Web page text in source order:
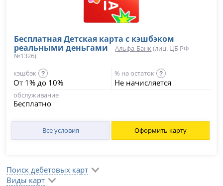
Бесплатная Детская карта с кэшбэком
реальными деньгами -Альфа-Банк (лиц. ЦБ РФ
№1326)
кэшбэк
?
От 1% до 10%
% на остаток ?
Не начисляется
обслуживание
Бесплатно
Все условия Оформить карту
Поиск дебетовых карт
Виды карт